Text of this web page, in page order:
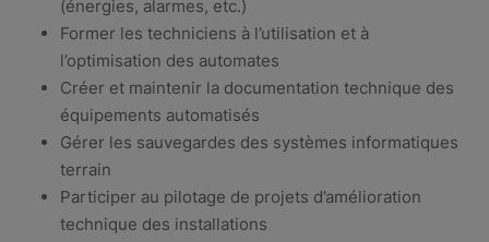
(énergies, alarmes, etc.)
Former les techniciens à l’utilisation et à
l’optimisation des automates
Créer et maintenir la documentation technique des
équipements automatisés
Gérer les sauvegardes des systèmes informatiques
terrain
Participer au pilotage de projets d’amélioration
technique des installations